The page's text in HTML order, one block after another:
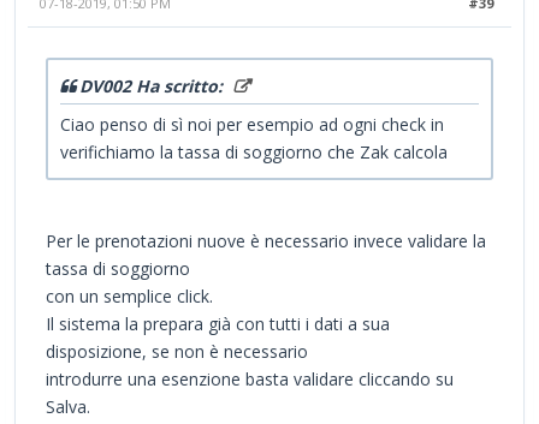
DV002 Ha scritto:
Ciao penso di sì noi per esempio ad ogni check in
verifichiamo la tassa di soggiorno che Zak calcola
Per le prenotazioni nuove è necessario invece validare la
tassa di soggiorno
con un semplice click.
Il sistema la prepara già con tutti i dati a sua
disposizione, se non è necessario
introdurre una esenzione basta validare cliccando su
Salva.